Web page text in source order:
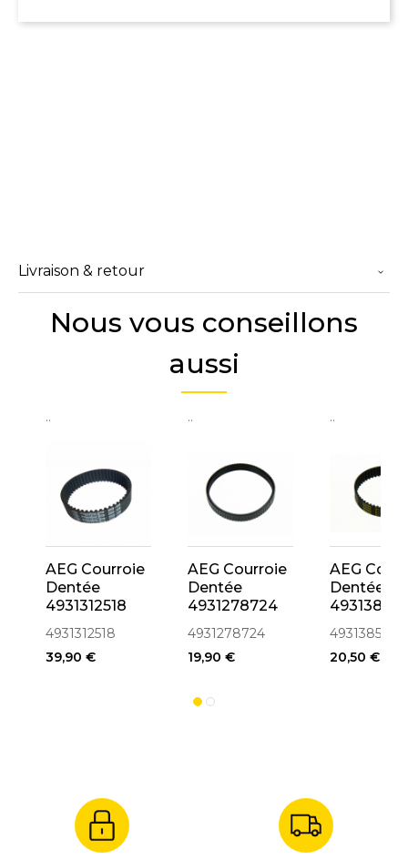
Livraison & retour
Nous vous conseillons
aussi
..
AEG Courroie
Dentée
4931312518
Ponceuse
HBSE75S
4931312518
39,90 €
..
AEG Courroie
Dentée
4931278724
Ponceuse
BBS 100,
BBSE 100,
BBSE 1100, BS
4931278724
19,90 €
..
AEG
Dentée
Ponceuse
HBSE600
4931385787
20,50 €